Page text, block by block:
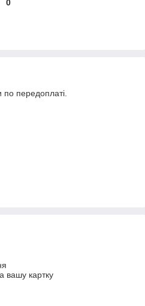
0
по передоплаті.
вашу картку